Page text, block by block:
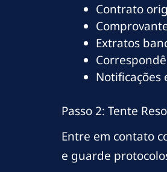
Contrato
Extratos
Notificações
Passo 2: Tente
Entre em contato
e guarde